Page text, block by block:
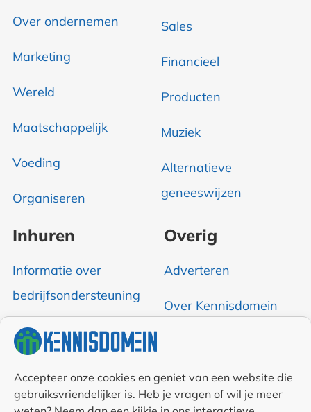
Accepteer onze cookies en geniet van een website die
gebruiksvriendelijker is. Heb je vragen of wil je meer
Over ondernemen
Marketing
Wereld
Maatschappelijk
Voeding
Organiseren
Sales
Financieel
Producten
Muziek
Alternatieve
geneeswijzen
Inhuren
Informatie over
bedrijfsondersteuning
Overig
Adverteren
Over Kennisdomein
RSS & Nieuwsfeed